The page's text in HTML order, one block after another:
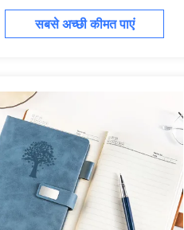
सबसे अच्छी कीमत पाएं